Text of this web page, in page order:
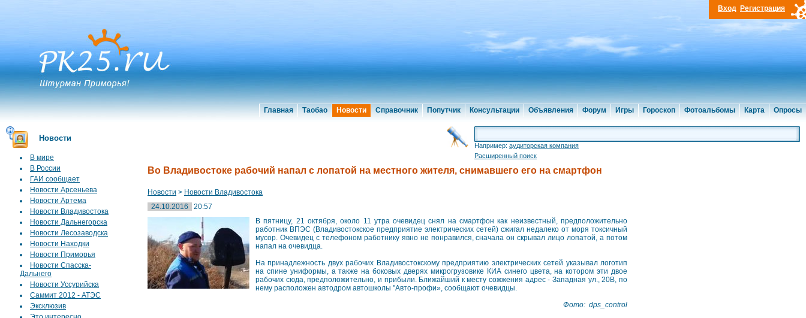
Главная Таобао Новости Справочник Попутчик Консультации Объявления Форум Игры Гороскоп Фотоальбомы Карта Опросы
Вход Регистрация
Новости
В мире
В России
ГАИ сообщает
Новости Арсеньева
Новости Артема
Новости Владивостока
Новости Дальнегорска
Новости Лесозаводска
Новости Находки
Новости Приморья
Новости Спасска-
Дальнего
Новости Уссурийска
Саммит 2012 - АТЭС
Эксклюзив
Например: аудиторская компания
Расширенный поиск
Во Владивостоке рабочий напал с лопатой на местного жителя, снимавшего его на смартфон
Новости > Новости Владивостока
24.10.2016
20:57
В пятницу, 21 октября, около 11 утра очевидец снял на смартфон как неизвестный, предположительно
работник ВПЭС (Владивостокское предприятие электрических сетей) сжигал недалеко от моря токсичный
мусор. Очевидец с телефоном работнику явно не понравился, сначала он скрывал лицо лопатой, а потом
напал на очевидца.
На принадлежность двух рабочих Владивостокскому предприятию электрических сетей указывал логотип
на спине униформы, а также на боковых дверях микрогрузовике КИА синего цвета, на котором эти двое
рабочих сюда, предположительно, и прибыли. Ближайший к месту сожжения адрес - Западная ул., 20В, по
нему расположен автодром автошколы "Авто-профи», сообщают очевидцы.
Фото: dps_control